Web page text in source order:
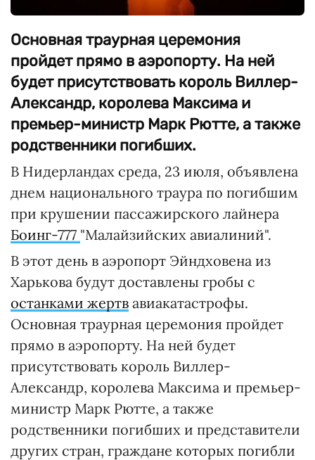
Основная траурная церемония
пройдет прямо в аэропорту. На ней
будет присутствовать король Виллер-
Александр, королева Максима и
премьер-министр Марк Рютте, а также
родственники погибших.
В Нидерландах среда, 23 июля, объявлена
днем национального траура по погибшим
при крушении пассажирского лайнера
Боинг-777 "Малайзийских авиалиний".
В этот день в аэропорт Эйндховена из
Харькова будут доставлены гробы с
останками жертв авиакатастрофы.
Основная траурная церемония пройдет
прямо в аэропорту. На ней будет
присутствовать король Виллер-
Александр, королева Максима и премьер-
министр Марк Рютте, а также
родственники погибших и представители
других стран, граждане которых погибли